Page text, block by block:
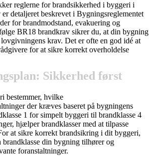
reglerne for brandsikkerhed i byggeri i
detaljeret beskrevet i Bygningsreglementet
for brandmodstand, evakuering og
BR18 brandkrav sikrer du, at din bygning
krav. Det er ofte en god idé at
for at sikre korrekt overholdelse
Sikkerhed først
bestemmer, hvilke
der kræves baseret på bygningens
1 for simpelt byggeri til brandklasse 4
hjælper brandklasser med at tilpasse
at sikre korrekt brandsikring i dit byggeri,
din bygning tilhører og
foranstaltninger.